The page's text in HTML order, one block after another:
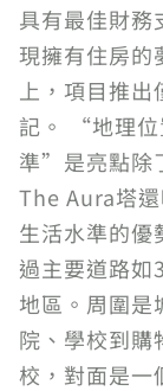
具有最佳財務
現擁有住房的
上，項目推
記。 “地理
準”是亮點除
The Aura塔
生活水準的優
過主要道路如
地區。周圍是
院、學校到購
校，對面是一